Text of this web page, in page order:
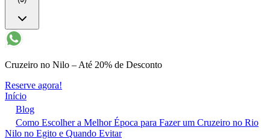
Cruzeiro no Nilo – Até 20% de Desconto
Reserve agora!
Início
Blog
Como Escolher a Melhor Época para Fazer um Cruzeiro no Rio
Nilo no Egito e Quando Evitar